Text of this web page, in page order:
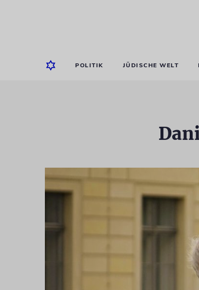
POLITIK JÜDISCHE WELT